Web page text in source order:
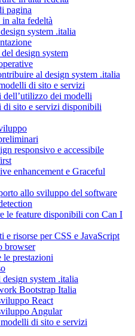
pagina
alta fedeltà
system .italia
design system
al design system .italia
di sito e servizi
dell’utilizzo dei modelli
di sito e servizi disponibili
responsivo e accessibile
enhancement e Graceful
allo sviluppo del software
le feature disponibili con Can I
e risorse per CSS e JavaScript
browser
prestazioni
system .italia
Bootstrap Italia
React
Angular
di sito e servizi